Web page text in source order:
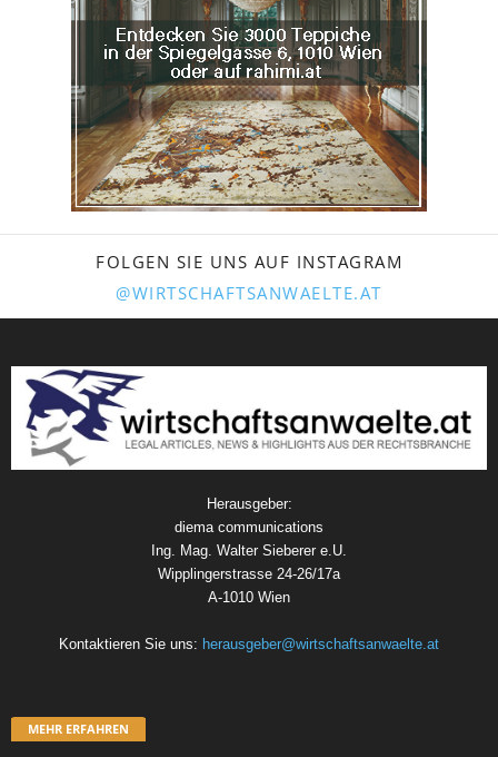
FOLGEN SIE UNS AUF INSTAGRAM
@WIRTSCHAFTSANWAELTE.AT
Herausgeber:
diema communications
Ing. Mag. Walter Sieberer e.U.
Wipplingerstrasse 24-26/17a
A-1010 Wien
Kontaktieren Sie uns: herausgeber@wirtschaftsanwaelte.at
MEHR ERFAHREN